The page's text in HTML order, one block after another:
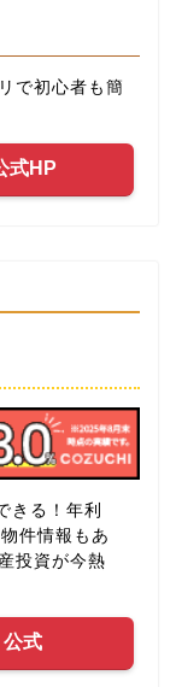
で初心者も簡
式HP
きる！年利
件情報もあ
投資が今熱
公式